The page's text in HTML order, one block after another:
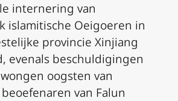
internering van
islamitische Oeigoeren in
provincie Xinjiang
evenals beschuldigingen
oogsten van
van Falun